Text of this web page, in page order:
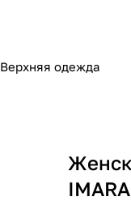
Верхняя одежда